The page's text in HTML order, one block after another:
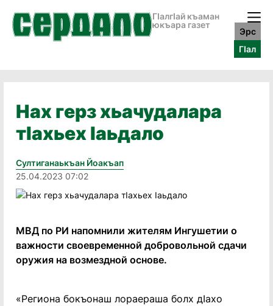
ГӀалгӀай къаман
юкъара газет
Эрс
ГӀал
Нах герз хьачудалара
тIахьех Iаьдало
Султиганаькъан Йоакъап
25.04.2023 07:02
МВД по РИ напомнили жителям Ингушетии о
важности своевременной добровольной сдачи
оружия на возмездной основе.
«Региона бокъонаш лораераша болх дIахо